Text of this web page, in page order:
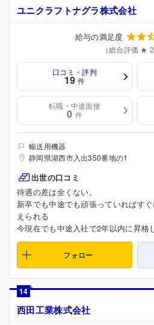
ユニクラフトナグラ株式会社
給与の満足度
（総合評価 ★
口コミ・評判
19 件
転職・中途面接
0 件
輸送用機器
静岡県湖西市入出350番地の1
出世の口コミ
待遇の差は全くない。
新卒でも中途でも頑張っていればす
えられる
今現在でも中途入社で2年以内に昇格
フォロー
14
西田工業株式会社